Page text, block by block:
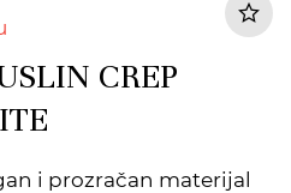
CREP
i prozračan materijal